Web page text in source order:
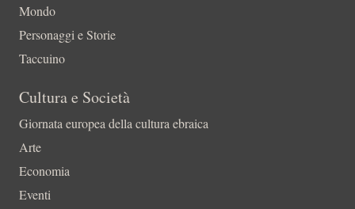
Mondo
Personaggi e Storie
Taccuino
Cultura e Società
Giornata europea della cultura ebraica
Arte
Economia
Eventi